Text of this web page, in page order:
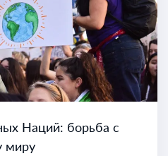
Наций: борьба с
миру